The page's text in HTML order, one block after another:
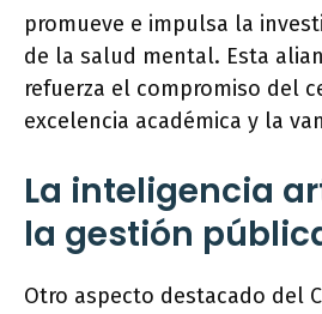
promueve e impulsa la
de la salud mental. Esta
refuerza el compromiso del
excelencia académica y la
La inteligencia
la gestión
Otro aspecto destacado del